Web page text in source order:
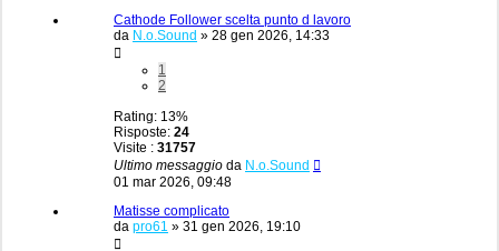
Cathode Follower scelta punto d lavoro
da N.o.Sound » 28 gen 2026, 14:33
1
2
Rating: 13%
Risposte: 24
Visite : 31757
Ultimo messaggio da N.o.Sound
01 mar 2026, 09:48
Matisse complicato
da pro61 » 31 gen 2026, 19:10